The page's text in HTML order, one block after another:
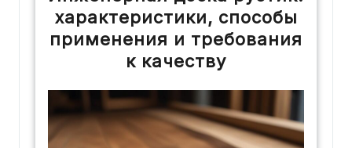
характеристики, способы
применения и требования
к качеству